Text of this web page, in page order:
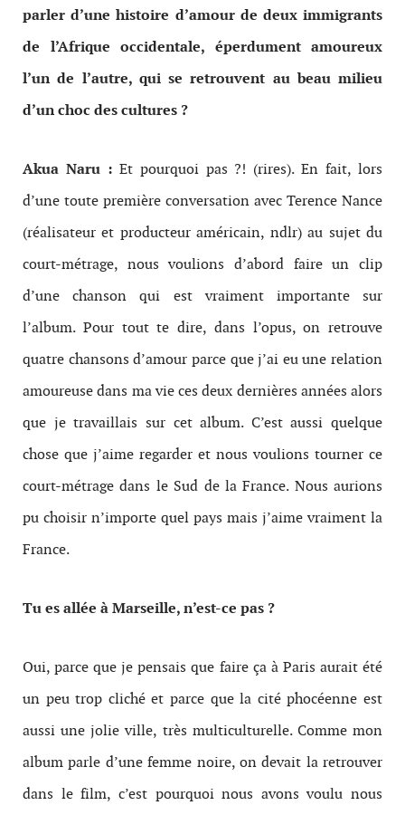
parler d’une histoire d’amour de deux immigrants
de l’Afrique occidentale, éperdument amoureux
l’un de l’autre, qui se retrouvent au beau milieu
d’un choc des cultures ?
Akua Naru :Et pourquoi pas ?! (rires). En fait, lors
d’une toute première conversation avec Terence Nance
(réalisateur et producteur américain, ndlr) au sujet du
court-métrage, nous voulions d’abord faire un clip
d’une chanson qui est vraiment importante sur
l’album. Pour tout te dire, dans l’opus, on retrouve
quatre chansons d’amour parce que j’ai eu une relation
amoureuse dans ma vie ces deux dernières années alors
que je travaillais sur cet album. C’est aussi quelque
chose que j’aime regarder et nous voulions tourner ce
court-métrage dans le Sud de la France. Nous aurions
pu choisir n’importe quel pays mais j’aime vraiment la
France.
Tu es allée à Marseille, n’est-ce pas ?
Oui, parce que je pensais que faire ça à Paris aurait été
un peu trop cliché et parce que la cité phocéenne est
aussi une jolie ville, très multiculturelle. Comme mon
album parle d’une femme noire, on devait la retrouver
dans le film, c’est pourquoi nous avons voulu nous